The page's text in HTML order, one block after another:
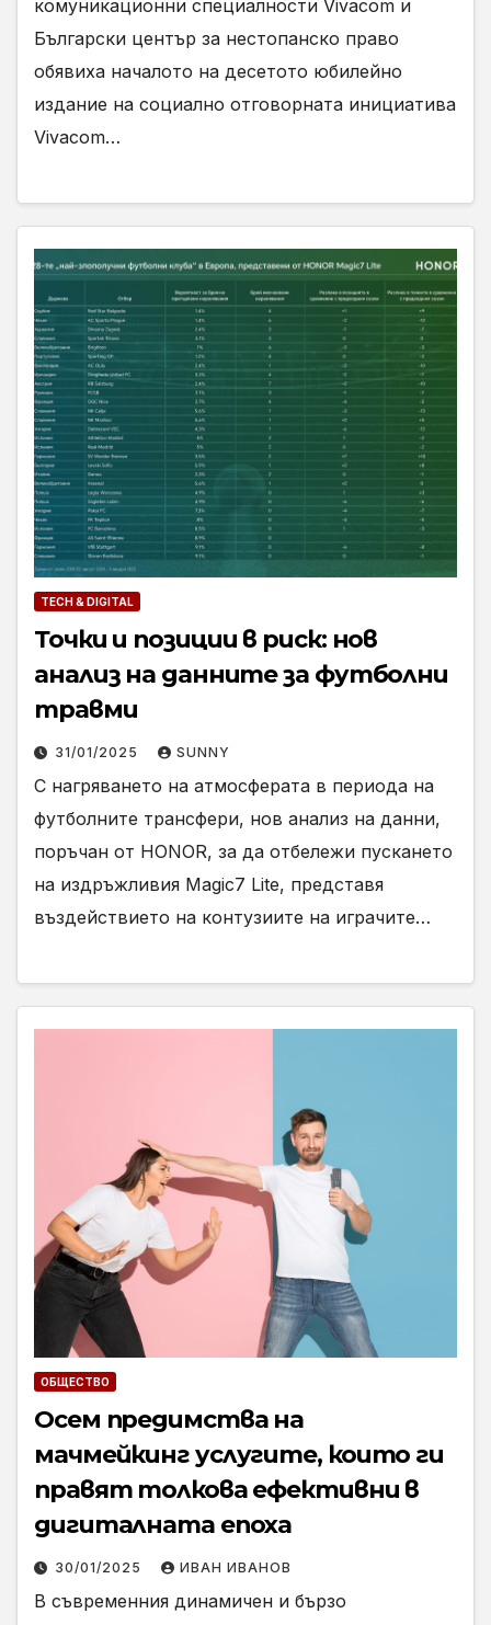
комуникационни специалности Vivacom и
Български център за нестопанско право
обявиха началото на десетото юбилейно
издание на социално отговорната инициатива
Vivacom…
TECH & DIGITAL
Точки и позиции в риск: нов
анализ на данните за футболни
травми
31/01/2025 SUNNY
С нагряването на атмосферата в периода на
футболните трансфери, нов анализ на данни,
поръчан от HONOR, за да отбележи пускането
на издръжливия Magic7 Lite, представя
въздействието на контузиите на играчите…
ОБЩЕСТВО
Осем предимства на
мачмейкинг услугите, които ги
правят толкова ефективни в
дигиталната епоха
30/01/2025 ИВАН ИВАНОВ
В съвременния динамичен и бързо